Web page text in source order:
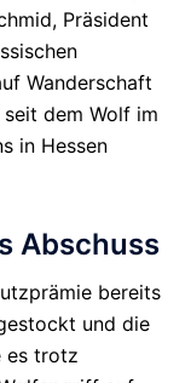
Präsident
Wanderschaft
dem Wolf im
in Hessen
Abschuss
bereits
und die
es trotz